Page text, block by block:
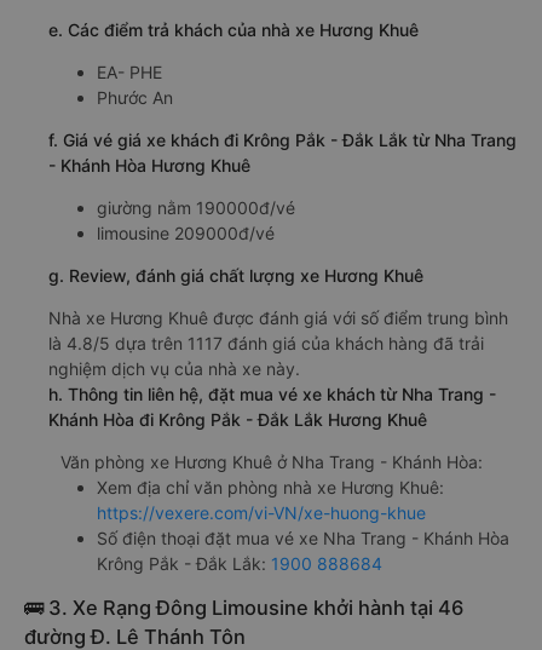
e. Các điểm trả khách của nhà xe Hương Khuê
EA- PHE
Phước An
f. Giá vé giá xe khách đi Krông Pắk - Đắk Lắk từ Nha Trang
- Khánh Hòa Hương Khuê
giường nằm 190000đ/vé
limousine 209000đ/vé
g. Review, đánh giá chất lượng xe Hương Khuê
Nhà xe Hương Khuê được đánh giá với số điểm trung bình
là 4.8/5 dựa trên 1117 đánh giá của khách hàng đã trải
nghiệm dịch vụ của nhà xe này.
h. Thông tin liên hệ, đặt mua vé xe khách từ Nha Trang -
Khánh Hòa đi Krông Pắk - Đắk Lắk Hương Khuê
Văn phòng xe Hương Khuê ở Nha Trang - Khánh Hòa:
Xem địa chỉ văn phòng nhà xe Hương Khuê:
https://vexere.com/vi-VN/xe-huong-khue
Số điện thoại đặt mua vé xe Nha Trang - Khánh Hòa
Krông Pắk - Đắk Lắk: 1900 888684
🚌 3. Xe Rạng Đông Limousine khởi hành tại 46
đường Đ. Lê Thánh Tôn